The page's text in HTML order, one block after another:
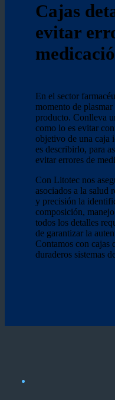
Cajas
evitar
En el sector
momento de
producto. Conlleva
como lo es evitar
objetivo de una caja
es describirlo, para
evitar errores de
Con Litotec nos
asociados a la salud
y precisión la
composición,
todos los detalles
de garantizar la
Contamos con cajas
duraderos sistemas